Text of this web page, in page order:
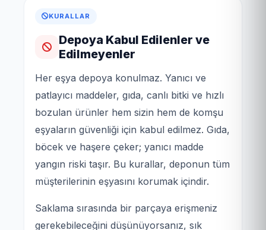
KURALLAR
Depoya Kabul Edilenler ve
Edilmeyenler
Her eşya depoya konulmaz. Yanıcı ve
patlayıcı maddeler, gıda, canlı bitki ve hızlı
bozulan ürünler hem sizin hem de komşu
eşyaların güvenliği için kabul edilmez. Gıda,
böcek ve haşere çeker; yanıcı madde
yangın riski taşır. Bu kurallar, deponun tüm
müşterilerinin eşyasını korumak içindir.
Saklama sırasında bir parçaya erişmeniz
gerekebileceğini düşünüyorsanız, sık